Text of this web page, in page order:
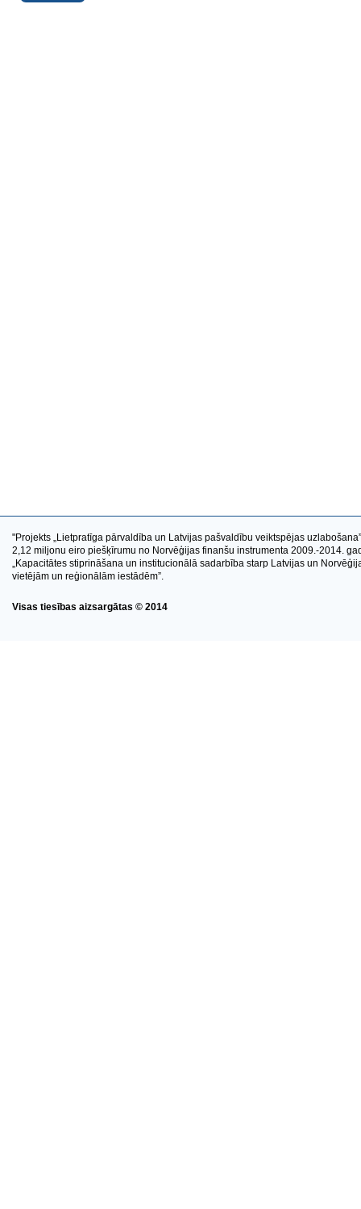
"Projekts „Lietpratīga pārvaldība un Latvijas pašvaldību veiktspējas
2,12 miljonu eiro piešķīrumu no Norvēģijas finanšu instrumenta 2009.-2014.
„Kapacitātes stiprināšana un institucionālā sadarbība starp Latvijas un
vietējām un reģionālām iestādēm”.
Visas tiesības aizsargātas © 2014